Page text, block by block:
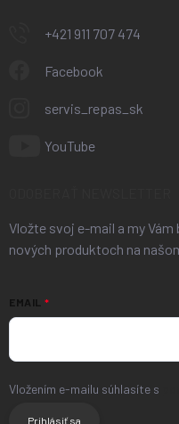
+421 911 707 474
Facebook
servis_repas_sk
YouTube
Vložte svoj e-mail a my
nových produktoch na
EMAIL
Vložením e-mailu súhlasíte s
Prihlásiť sa